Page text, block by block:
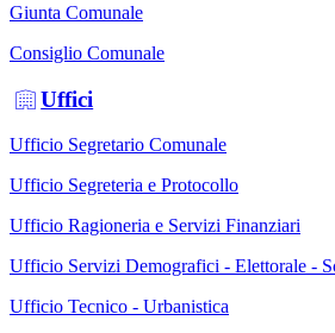
Giunta Comunale
Consiglio Comunale
Uffici
Ufficio Segretario Comunale
Ufficio Segreteria e Protocollo
Ufficio Ragioneria e Servizi Finanziari
Ufficio Servizi Demografici - Elettorale -
Ufficio Tecnico - Urbanistica